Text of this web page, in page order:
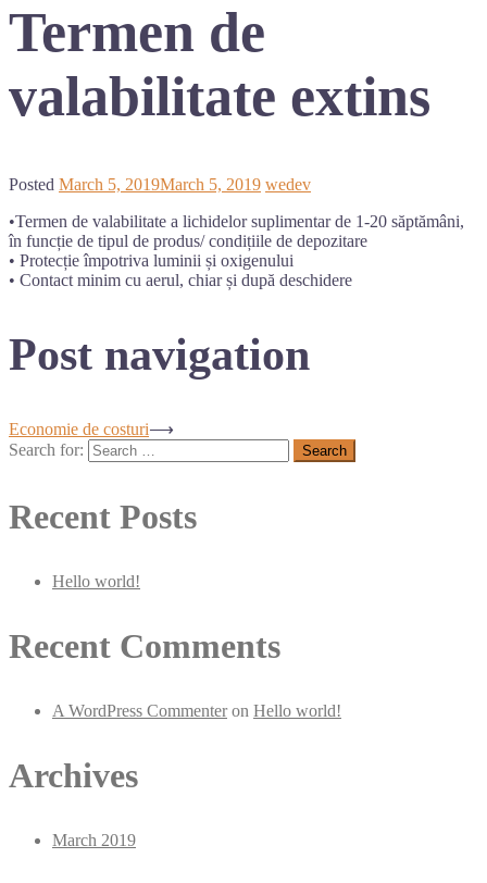
Termen de
valabilitate extins
Posted March 5, 2019March 5, 2019 wedev
•Termen de valabilitate a lichidelor suplimentar de 1-20 săptămâni,
în funcție de tipul de produs/ condițiile de depozitare
• Protecție împotriva luminii și oxigenului
• Contact minim cu aerul, chiar și după deschidere
Post navigation
Economie de costuri⟶
Search for:
Recent Posts
Hello world!
Recent Comments
A WordPress Commenteron Hello world!
Archives
March 2019